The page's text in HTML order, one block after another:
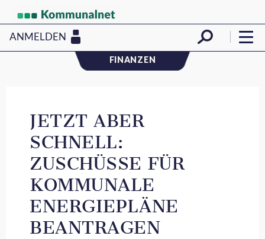
ANMELDEN
FINANZEN
JETZT ABER
SCHNELL:
ZUSCHÜSSE FÜR
KOMMUNALE
ENERGIEPLÄNE
BEANTRAGEN